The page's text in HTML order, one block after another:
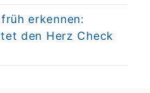
erkennen:
den Herz Check